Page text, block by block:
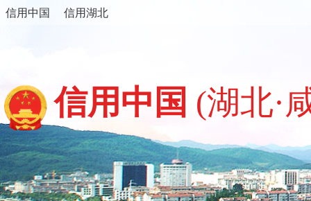
信用中国 信用湖北
信用中国 (湖北·